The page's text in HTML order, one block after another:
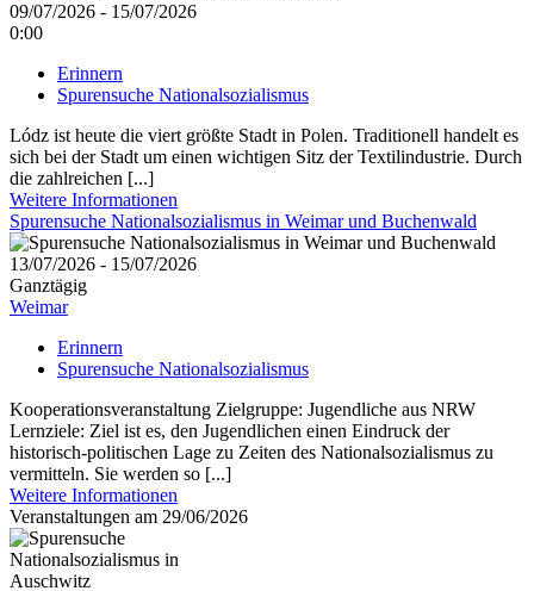
09/07/2026 - 15/07/2026
0:00
Erinnern
Spurensuche Nationalsozialismus
Lódz ist heute die viert größte Stadt in Polen. Traditionell handelt es
sich bei der Stadt um einen wichtigen Sitz der Textilindustrie. Durch
die zahlreichen [...]
Weitere Informationen
Spurensuche Nationalsozialismus in Weimar und Buchenwald
13/07/2026 - 15/07/2026
Ganztägig
Weimar
Erinnern
Spurensuche Nationalsozialismus
Kooperationsveranstaltung Zielgruppe: Jugendliche aus NRW
Lernziele: Ziel ist es, den Jugendlichen einen Eindruck der
historisch-politischen Lage zu Zeiten des Nationalsozialismus zu
vermitteln. Sie werden so [...]
Weitere Informationen
Veranstaltungen am 29/06/2026